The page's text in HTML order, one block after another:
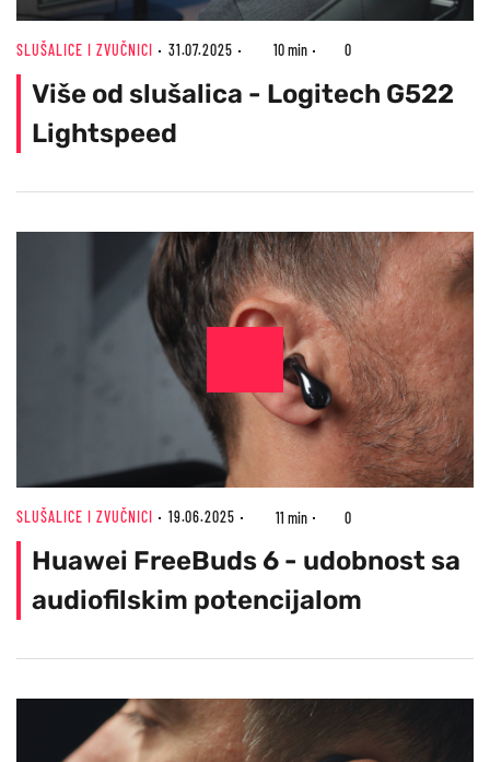
SLUŠALICE I ZVUČNICI 31.07.2025 10 min 0
Više od slušalica - Logitech G522
Lightspeed
SLUŠALICE I ZVUČNICI 19.06.2025 11 min 0
Huawei FreeBuds 6 - udobnost sa
audiofilskim potencijalom